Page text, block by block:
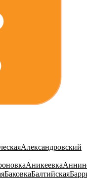
Александровский
Аникеевка
БаковкаБалтийская